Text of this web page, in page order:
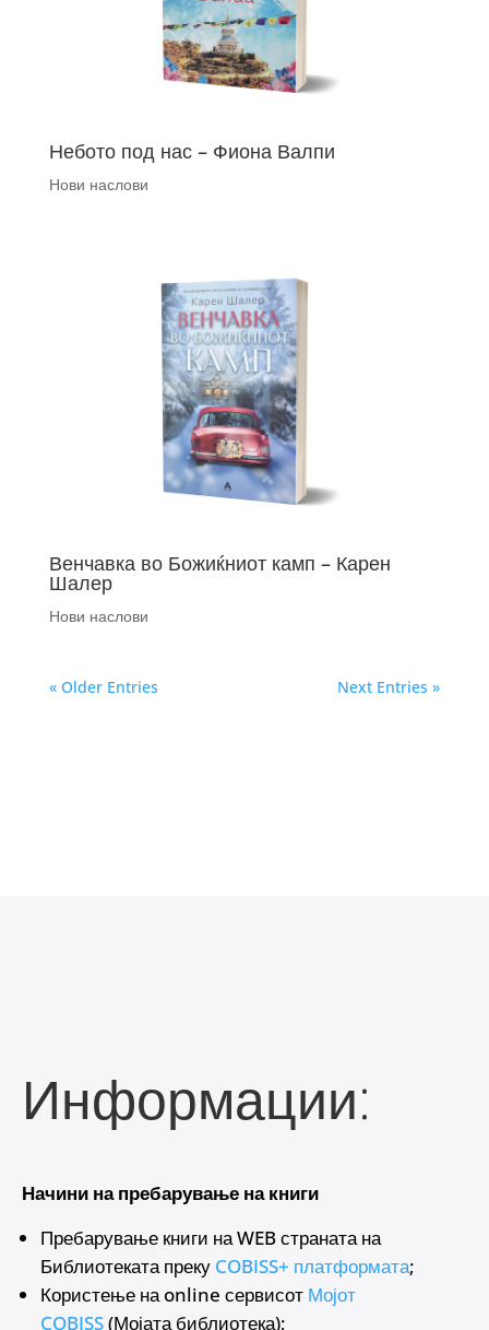
Небото под нас – Фиона Валпи
Нови наслови
Венчавка во Божиќниот камп – Карен
Шалер
Нови наслови
« Older Entries Next Entries »
Информации:
Начини на пребарување на книги
Пребарување книги на WEB страната на
Библиотеката преку COBISS+ платформата;
Користење на online сервисот Мојот
COBISS(Мојата библиотека);